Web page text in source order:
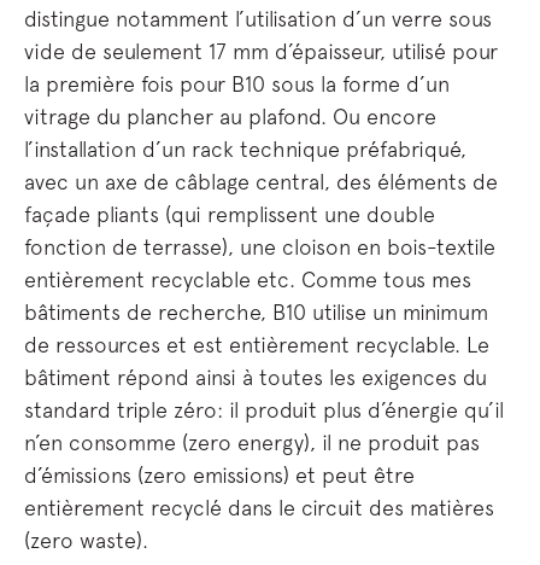
distingue notamment l’utilisation d’un verre sous
vide de seulement 17 mm d’épaisseur, utilisé pour
la première fois pour B10 sous la forme d’un
vitrage du plancher au plafond. Ou encore
l’installation d’un rack technique préfabriqué,
avec un axe de câblage central, des éléments de
façade pliants (qui remplissent une double
fonction de terrasse), une cloison en bois-textile
entièrement recyclable etc. Comme tous mes
bâtiments de recherche, B10 utilise un minimum
de ressources et est entièrement recyclable. Le
bâtiment répond ainsi à toutes les exigences du
standard triple zéro: il produit plus d’énergie qu’il
n’en consomme (zero energy), il ne produit pas
d’émissions (zero emissions) et peut être
entièrement recyclé dans le circuit des matières
(zero waste).